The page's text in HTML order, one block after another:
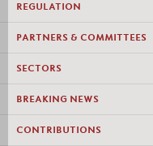
REGULATION
PARTNERS & COMMITTEES
SECTORS
BREAKING NEWS
CONTRIBUTIONS